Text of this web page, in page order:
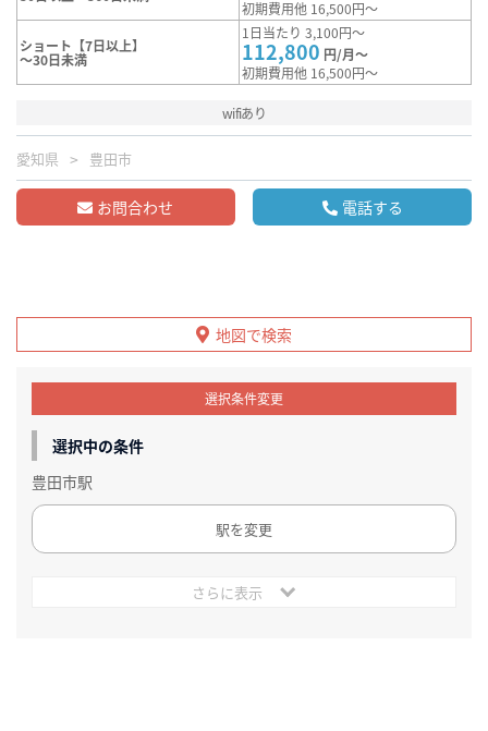
初期費用他 16,500円～
ショート【7日以上】
～30日未満
1日当たり 3,100円～
112,800 円/月～
初期費用他 16,500円～
wifiあり
愛知県 豊田市
お問合わせ 電話する
地図で検索
選択条件変更
選択中の条件
豊田市駅
駅を変更
さらに表示